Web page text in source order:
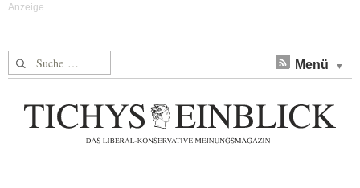
Suche nach: Menü